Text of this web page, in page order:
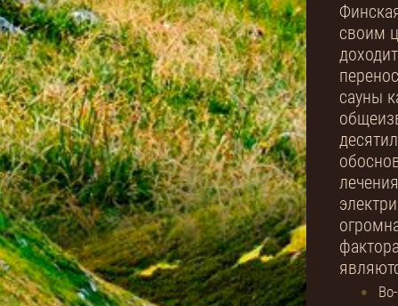
своим
сауны